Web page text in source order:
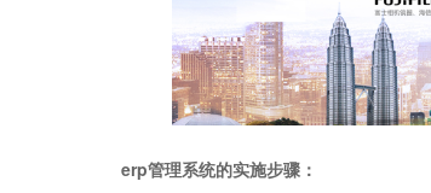
erp管理系统的实施步骤：